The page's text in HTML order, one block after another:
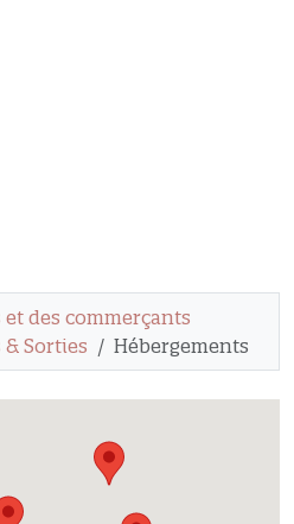
des commerçants
Sorties
Hébergements